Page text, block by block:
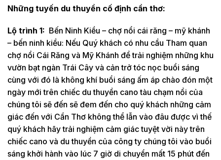
Những tuyến du thuyền cố định cần thơ:
Lộ trình 1: Bến Ninh Kiều – chợ nổi cái răng – mỹ khánh
– bến ninh kiều: Nếu Quý khách có nhu cầu Tham quan
chợ nổi Cái Răng và Mỹ Khánh để trải nghiệm những khu
vườn bạt ngàn Trái Cây và cản trở tóc nọc buổi sáng
cùng với đó là không khí buổi sáng ấm áp chào đón một
ngày mới trên chiếc du thuyền cano tàu chạm nổi của
chúng tôi sẽ đến sẽ đem đến cho quý khách những cảm
giác đến với Cần Thơ không thể lẫn vào đâu được vì thế
quý khách hãy trải nghiệm cảm giác tuyệt vời này trên
chiếc cano và du thuyền của công ty chúng tôi vào buổi
sáng khởi hành vào lúc 7 giờ di chuyển mất 15 phút đến